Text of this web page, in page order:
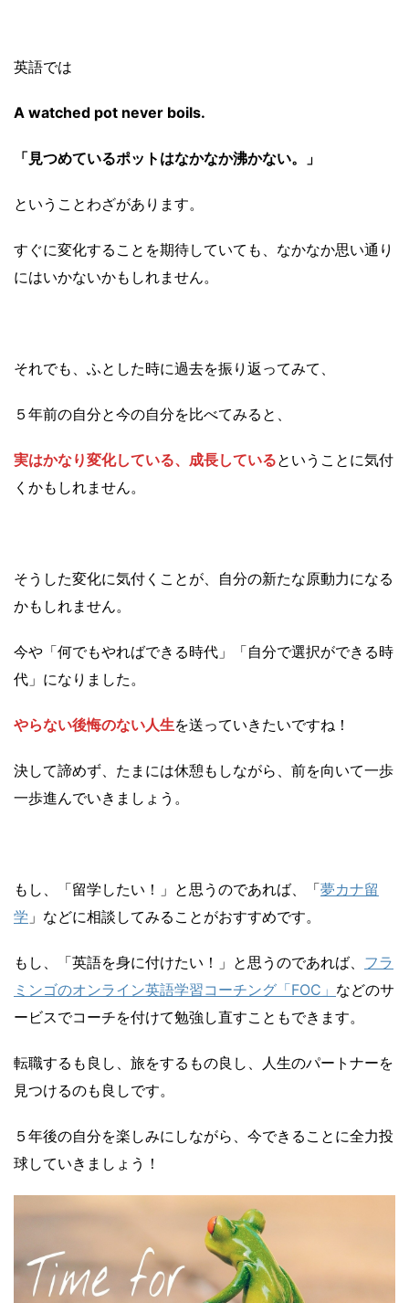
英語では
A watched pot never boils.
「見つめているポットはなかなか沸かない。」
ということわざがあります。
すぐに変化することを期待していても、なかなか思い通り
にはいかないかもしれません。
それでも、ふとした時に過去を振り返ってみて、
５年前の自分と今の自分を比べてみると、
実はかなり変化している、成長しているということに気付
くかもしれません。
そうした変化に気付くことが、自分の新たな原動力になる
かもしれません。
今や「何でもやればできる時代」「自分で選択ができる時
代」になりました。
やらない後悔のない人生を送っていきたいですね！
決して諦めず、たまには休憩もしながら、前を向いて一歩
一歩進んでいきましょう。
もし、「留学したい！」と思うのであれば、「夢カナ留
学 」などに相談してみることがおすすめです。
もし、 「英語を身に付けたい！」と思うのであれば、 フラ
ミンゴのオンライン英語学習コーチング「FOC」 などのサ
ービスでコーチを付けて勉強し直すこともできます。
転職するも良し、旅をするもの良し、人生のパートナーを
見つけるのも良しです。
５年後の自分を楽しみにしながら、今できることに全力投
球していきましょう！